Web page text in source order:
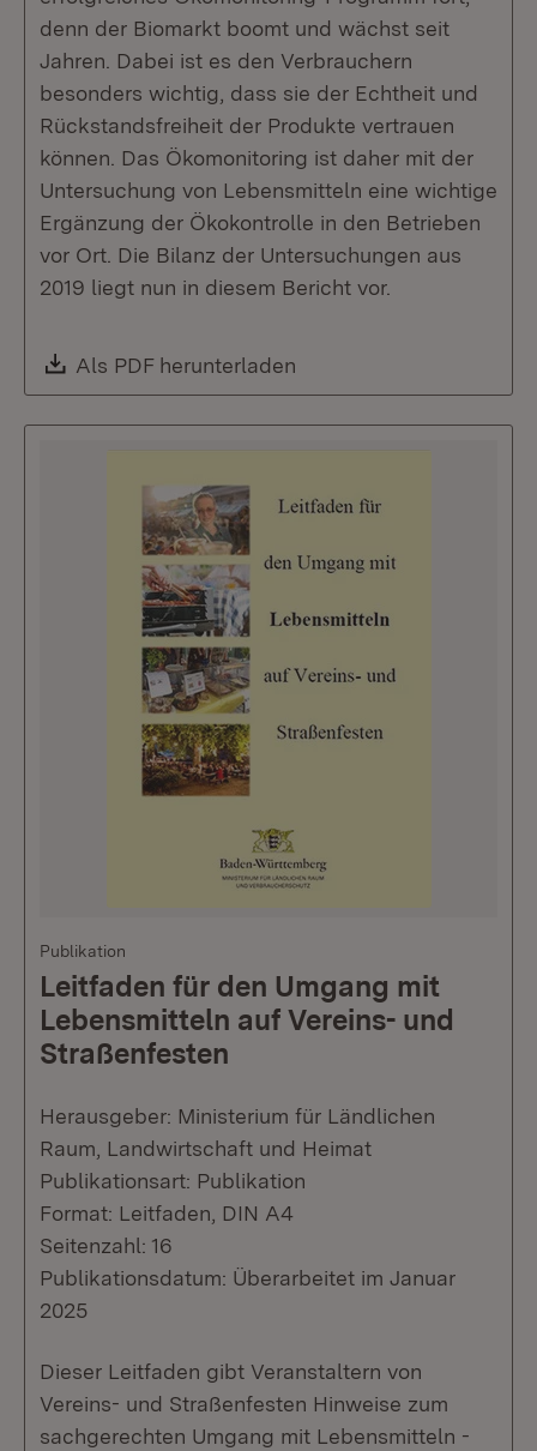
denn der Biomarkt boomt und wächst seit
Jahren. Dabei ist es den Verbrauchern
besonders wichtig, dass sie der Echtheit und
Rückstandsfreiheit der Produkte vertrauen
können. Das Ökomonitoring ist daher mit der
Untersuchung von Lebensmitteln eine wichtige
Ergänzung der Ökokontrolle in den Betrieben
vor Ort. Die Bilanz der Untersuchungen aus
2019 liegt nun in diesem Bericht vor.
Download:
Als PDF herunterladen
Publikation
Leitfaden für den Umgang mit
Lebensmitteln auf Vereins- und
Straßenfesten
Herausgeber: Ministerium für Ländlichen
Raum, Landwirtschaft und Heimat
Publikationsart: Publikation
Format: Leitfaden, DIN A4
Seitenzahl: 16
Publikationsdatum: Überarbeitet im Januar
2025
Dieser Leitfaden gibt Veranstaltern von
Vereins- und Straßenfesten Hinweise zum
sachgerechten Umgang mit Lebensmitteln -